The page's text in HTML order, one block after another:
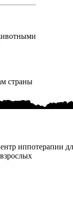
страны
иппотерапии